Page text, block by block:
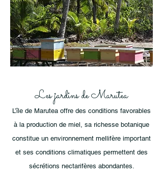
Les jardins de Marutea
L’île de Marutea offre des conditions favorables
à la production de miel, sa richesse botanique
constitue un environnement mellifère important
et ses conditions climatiques permettent des
sécrétions nectarifères abondantes.